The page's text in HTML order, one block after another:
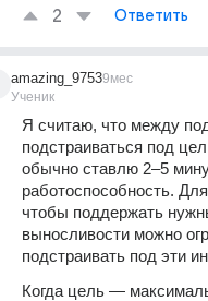
2 Ответить
amazing_9753
Ученик
9мес
Я считаю, что между
подстраиваться под
обычно ставлю 2–5
работоспособность.
чтобы поддержать
выносливости можно
подстраивать под эти
Когда цель —